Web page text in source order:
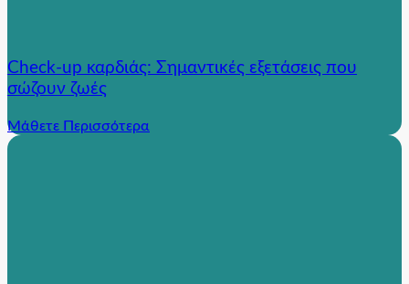
Check-up καρδιάς: Σημαντικές εξετάσεις που
σώζουν ζωές
Μάθετε Περισσότερα